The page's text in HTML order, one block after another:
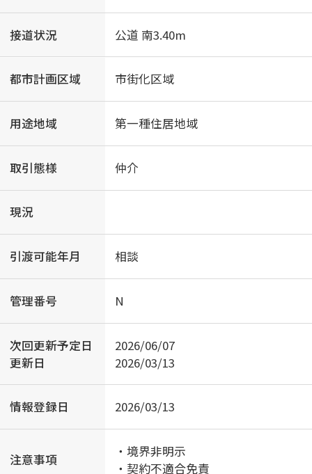
接道状況 公道 南3.40m
都市計画区域 市街化区域
用途地域 第一種住居地域
取引態様 仲介
現況
引渡可能年月 相談
管理番号 N
次回更新予定日
更新日
2026/06/07
2026/03/13
情報登録日 2026/03/13
注意事項
・境界非明示
・契約不適合免責